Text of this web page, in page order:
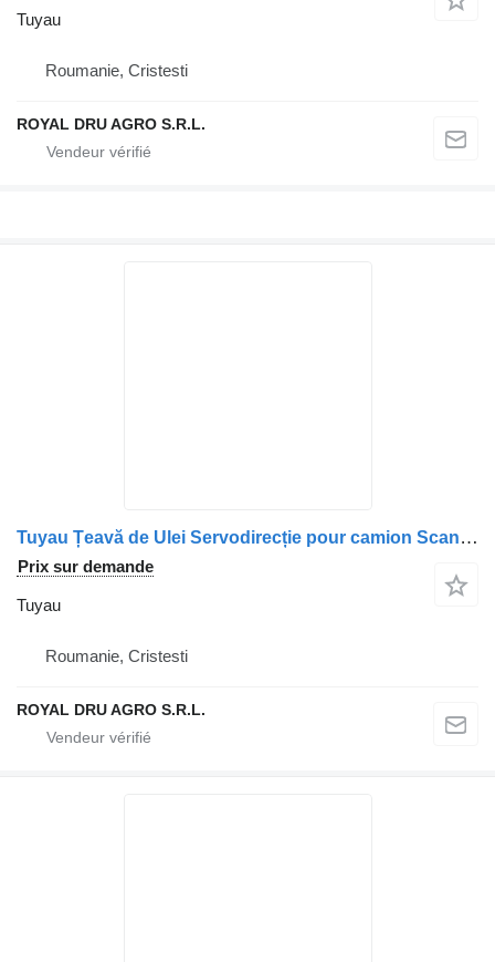
Tuyau
Roumanie, Cristesti
ROYAL DRU AGRO S.R.L.
Tuyau Țeavă de Ulei Servodirecție pour camion Scania 1924461-11
Prix sur demande
Tuyau
Roumanie, Cristesti
ROYAL DRU AGRO S.R.L.